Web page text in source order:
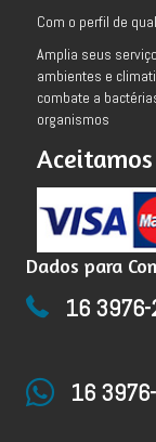
Com o perfil de
Amplia seus
ambientes e
combate a
organismos
Dados para
16
16